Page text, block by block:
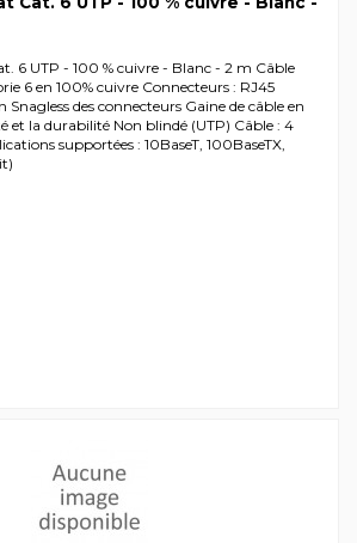
6 UTP - 100 % cuivre - Blanc - 2 m Câble
6 en 100% cuivre Connecteurs : RJ45
des connecteurs Gaine de câble en
et la durabilité Non blindé (UTP) Câble : 4
supportées : 10BaseT, 100BaseTX,